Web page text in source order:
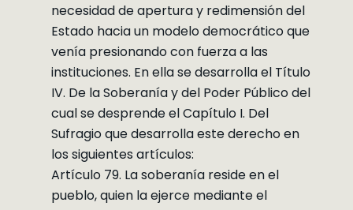
necesidad de apertura y redimensión del
Estado hacia un modelo democrático que
venía presionando con fuerza a las
instituciones. En ella se desarrolla el Título
IV. De la Soberanía y del Poder Público del
cual se desprende el Capítulo I. Del
Sufragio que desarrolla este derecho en
los siguientes artículos:
Artículo 79. La soberanía reside en el
pueblo, quien la ejerce mediante el